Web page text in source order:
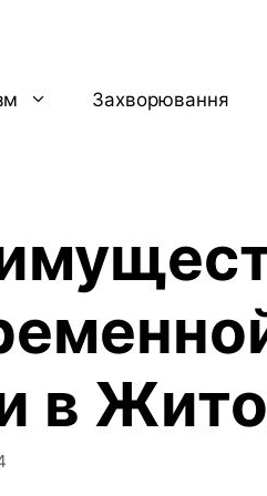
Захворювання
в